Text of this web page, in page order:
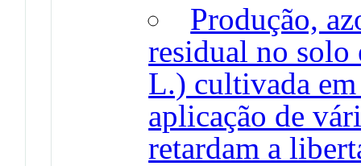
Produção,
residual no solo
L.) cultivada
aplicação de
retardam a